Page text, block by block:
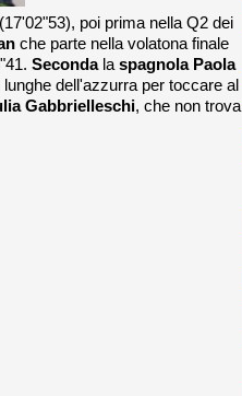
poi prima nella Q2 dei
che parte nella volatona finale
Secondala spagnola Paola
dell'azzurra per toccare al
Gabbrielleschi, che non trova